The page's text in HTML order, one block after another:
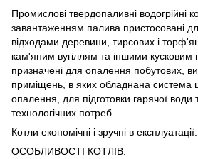
Промислові твердопаливні водогрійні
завантаженням палива пристосовані
відходами деревини, тирсових і
кам'яним вугіллям та іншими кусковим
призначені для опалення побутових,
приміщень, в яких обладнана система
опалення, для підготовки гарячої води
технологічних потреб.
Котли економічні і зручні в експлуатації.
ОСОБЛИВОСТІ КОТЛІВ: